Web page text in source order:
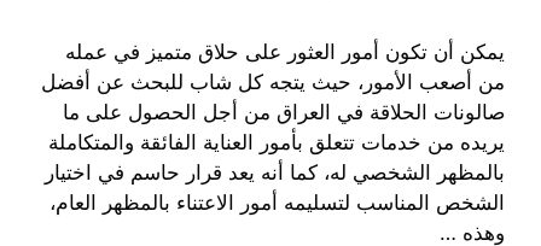
يمكن أن تكون أمور العثور على حلاق متميز في عمله
من أصعب الأمور، حيث يتجه كل شاب للبحث عن أفضل
صالونات الحلاقة في العراق من أجل الحصول على ما
يريده من خدمات تتعلق بأمور العناية الفائقة والمتكاملة
بالمظهر الشخصي له، كما أنه يعد قرار حاسم في اختيار
الشخص المناسب لتسليمه أمور الاعتناء بالمظهر العام،
وهذه …